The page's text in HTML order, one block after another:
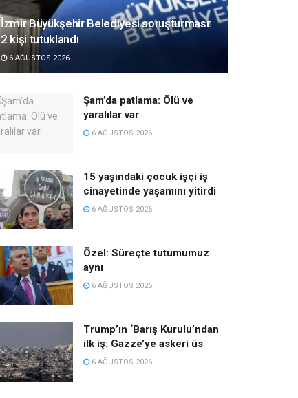
İzmir Büyükşehir Belediyesi soruşturması:
2 kişi tutuklandı
6 AĞUSTOS 2026
Şam’da patlama: Ölü ve
yaralılar var
6 AĞUSTOS 2026
15 yaşındaki çocuk işçi iş
cinayetinde yaşamını yitirdi
6 AĞUSTOS 2026
Özel: Süreçte tutumumuz
aynı
6 AĞUSTOS 2026
Trump’ın ‘Barış Kurulu’ndan
ilk iş: Gazze’ye askeri üs
6 AĞUSTOS 2026